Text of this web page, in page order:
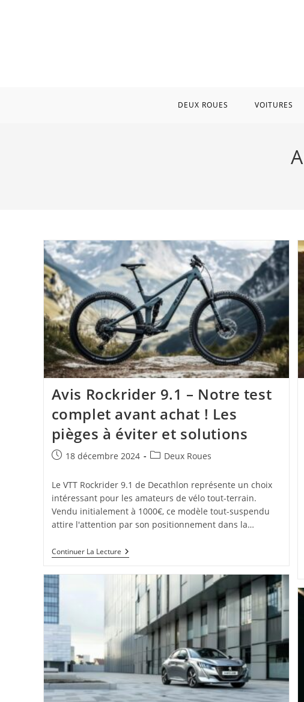
DEUX ROUES VOITURES
Avis Rockrider 9.1 – Notre test
complet avant achat ! Les
pièges à éviter et solutions
Publication
18 décembre 2024
PostDeux Roues
Le VTT Rockrider 9.1 de Decathlon représente un choix
intéressant pour les amateurs de vélo tout-terrain.
Vendu initialement à 1000€, ce modèle tout-suspendu
attire l'attention par son positionnement dans la…
Continuer La LectureAvis
Rockrider
Notre
Test
Complet
Avant
Achat
!
Pièges
Éviter
Solutions